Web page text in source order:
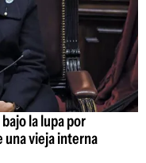
la lupa por
una vieja interna